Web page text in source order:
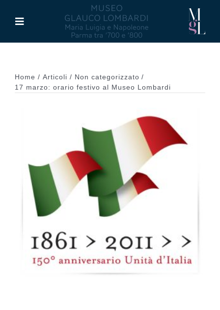
contenuto
Toggle
Maria Luigia d’Asburgo
Palazzo di Riserva
Attività
Pubblicazioni
Collezione
Home Articoli
Non categorizzato
17 marzo: orario festivo al Museo Lombardi